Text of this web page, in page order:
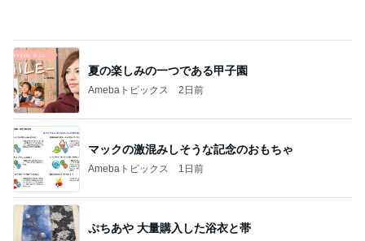
夏の楽しみの一つである甲子園
Amebaトピックス 2日前
マックの激混みしそうな記念のおもちゃ
Amebaトピックス 1日前
ぷちあや 大量購入した浴衣と帯